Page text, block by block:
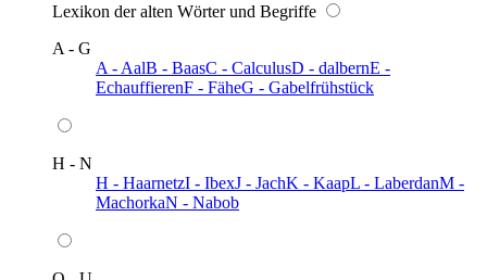
Lexikon der alten Wörter und Begriffe
A - G
A - AalB - BaasC - CalculusD - dalbernE -
EchauffierenF - FäheG - Gabelfrühstück
H - N
H - HaarnetzI - IbexJ - JachK - KaapL - LaberdanM -
MachorkaN - Nabob